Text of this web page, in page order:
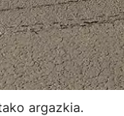
argazkia.